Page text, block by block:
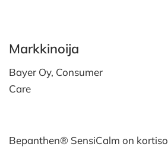
Markkinoija
Bayer Oy, Consumer
Care
Bepanthen® SensiCalm on